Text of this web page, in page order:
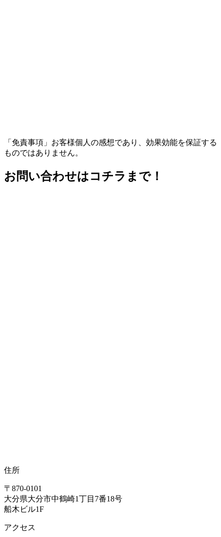
「免責事項」お客様個人の感想であり、効果効能を保証する
ものではありません。
お問い合わせはコチラまで！
住所
〒870-0101
大分県大分市中鶴崎1丁目7番18号
船木ビル1F
アクセス